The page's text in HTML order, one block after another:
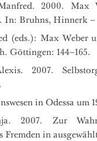
2000. Max
In: Bruhns, Hinnerk –
(eds.): Max Weber
Göttingen: 144–165.
2007.
in Odessa um
2007. Zur
Fremden in